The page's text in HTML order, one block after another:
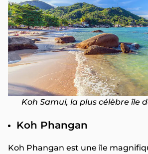
Koh Samui, la plus célèbre île
Koh Phangan
Koh Phangan est une île